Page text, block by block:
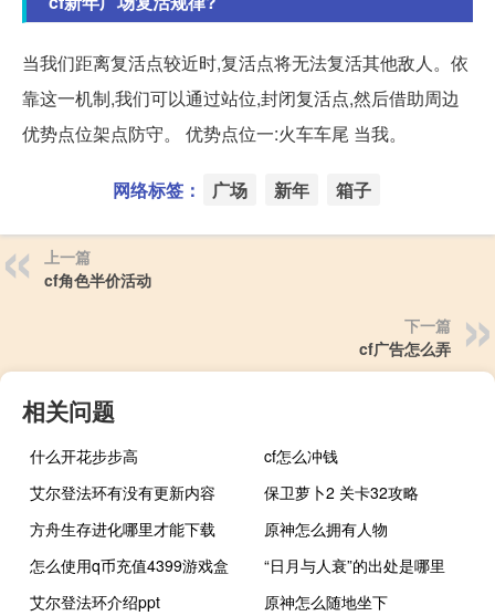
当我们距离复活点较近时,复活点将无法复活其他敌人。依
靠这一机制,我们可以通过站位,封闭复活点,然后借助周边
优势点位架点防守。 优势点位一:火车车尾 当我。
网络标签： 广场 新年 箱子
上一篇
cf角色半价活动
下一篇
cf广告怎么弄
相关问题
什么开花步步高
cf怎么冲钱
艾尔登法环有没有更新内容
保卫萝卜2 关卡32攻略
方舟生存进化哪里才能下载
原神怎么拥有人物
怎么使用q币充值4399游戏盒
“日月与人衰”的出处是哪里
艾尔登法环介绍ppt
原神怎么随地坐下